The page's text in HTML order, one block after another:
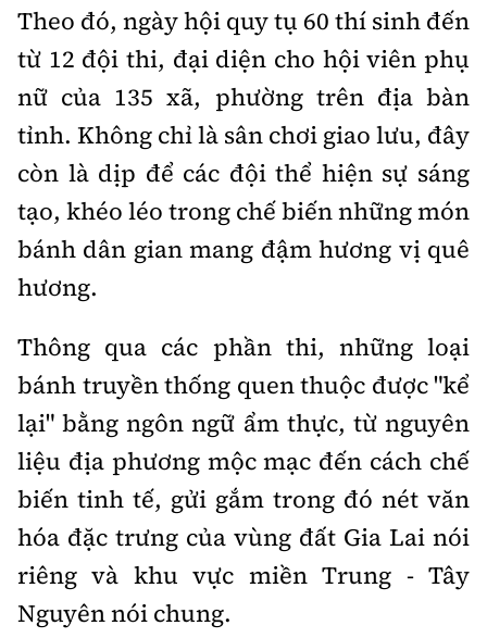
Câu chuyện giao thông
Giải trí - Thể thao
Giấy phép số: 03/GP-BVHTTDL, cấp ngày 1/4/2025.
Tòa soạn: Số 2 Nguyễn Công Hoan, phường Giảng Võ,
Hà Nội.
Tổng biên tập:Nguyễn Thị Hồng Nga
Phó Tổng biên tập:
Nguyễn Sơn Tùng,
Nguyễn Đức Thắng, La Đức Hùng
0901 514 799
Quảng cáo và Phát hành:
Email:
bandoc@baoxaydung.vn
Cấm sao chép dưới mọi hình thức nếu không có sự
chấp thuận bằng văn bản.
Thông tin tòa
Theo đó, ngày hội quy tụ 60 thí sinh đến
từ 12 đội thi, đại diện cho hội viên phụ
nữ của 135 xã, phường trên địa bàn
tỉnh. Không chỉ là sân chơi giao lưu, đây
còn là dịp để các đội thể hiện sự sáng
tạo, khéo léo trong chế biến những món
bánh dân gian mang đậm hương vị quê
hương.
Thông qua các phần thi, những loại
bánh truyền thống quen thuộc được "kể
lại" bằng ngôn ngữ ẩm thực, từ nguyên
liệu địa phương mộc mạc đến cách chế
biến tinh tế, gửi gắm trong đó nét văn
hóa đặc trưng của vùng đất Gia Lai nói
riêng và khu vực miền Trung - Tây
Nguyên nói chung.